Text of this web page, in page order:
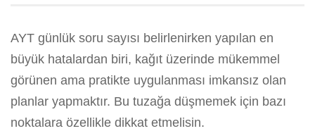
AYT günlük soru sayısı belirlenirken yapılan en
büyük hatalardan biri, kağıt üzerinde mükemmel
görünen ama pratikte uygulanması imkansız olan
planlar yapmaktır. Bu tuzağa düşmemek için bazı
noktalara özellikle dikkat etmelisin.